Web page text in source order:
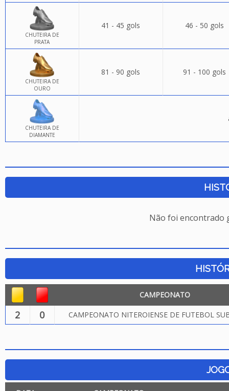
CHUTEIRA DE
PRATA
41 - 45 gols 46 - 50 gols
CHUTEIRA DE
OURO
81 - 90 gols 91 - 100 gols
CHUTEIRA DE
DIAMANTE
Não foi encontrado
CAMPEONATO
2 0 CAMPEONATO NITEROIENSE DE FUTEBOL